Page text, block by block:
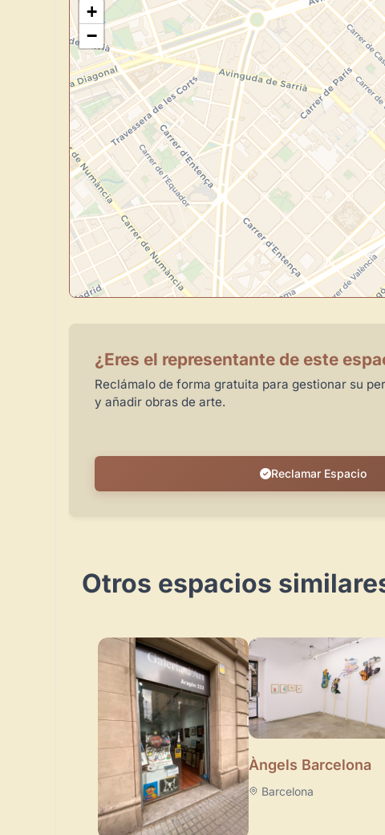
+
−
¿Eres el representante de este
Reclámalo de forma gratuita para gestionar su
y añadir obras de arte.
Reclamar Espacio
Otros espacios
Àngels Barcelona
Barcelona